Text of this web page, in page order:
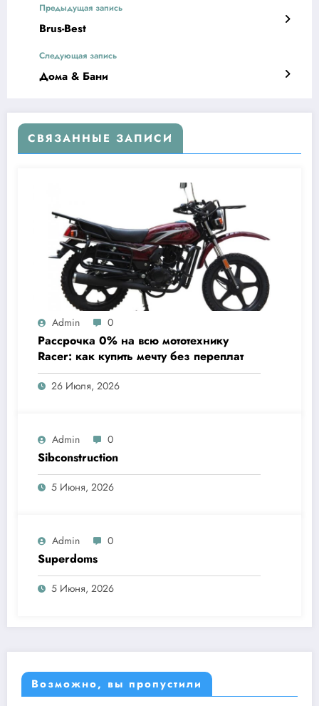
Предыдущая запись
Brus-Best
Следующая запись
Дома & Бани
СВЯЗАННЫЕ ЗАПИСИ
Admin 0
Рассрочка 0% на всю мототехнику
Racer: как купить мечту без переплат
26 Июля, 2026
Admin 0
Sibconstruction
5 Июня, 2026
Admin 0
Superdoms
5 Июня, 2026
Возможно, вы пропустили